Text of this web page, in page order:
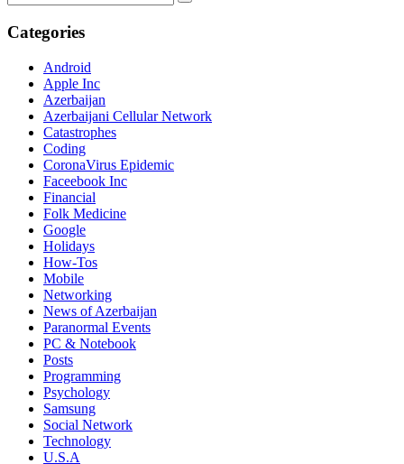
Categories
Android
Apple Inc
Azerbaijan
Azerbaijani Cellular Network
Catastrophes
Coding
CoronaVirus Epidemic
Faceebook Inc
Financial
Folk Medicine
Google
Holidays
How-Tos
Mobile
Networking
News of Azerbaijan
Paranormal Events
PC & Notebook
Posts
Programming
Psychology
Samsung
Social Network
Technology
U.S.A